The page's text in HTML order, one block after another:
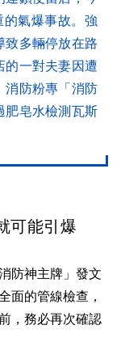
的氣爆事故。強
致多輛停放在路
的一對夫妻因遭
消防粉專「消防
肥皂水檢測瓦斯
可能引爆
防神主牌」發文
面的管線檢查，
，務必再次確認